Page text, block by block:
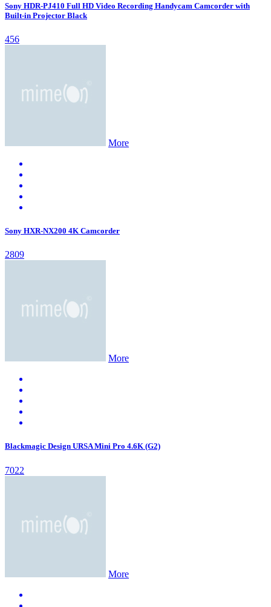
Sony HDR-PJ410 Full HD Video Recording Handycam Camcorder with
Built-in Projector Black
456
More
Sony HXR-NX200 4K Camcorder
2809
More
Blackmagic Design URSA Mini Pro 4.6K (G2)
7022
More